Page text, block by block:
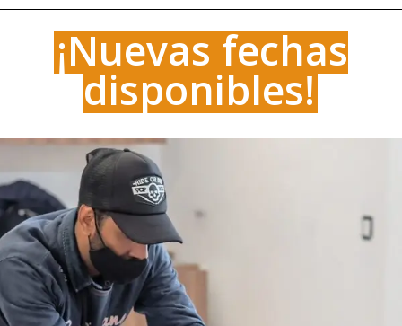
¡Nuevas fechas
disponibles!